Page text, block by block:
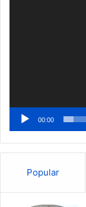
00:00
Popular